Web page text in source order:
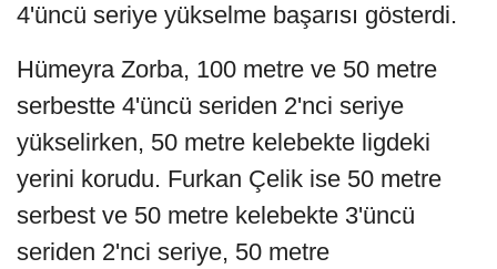
4'üncü seriye yükselme başarısı gösterdi.
Hümeyra Zorba, 100 metre ve 50 metre
serbestte 4'üncü seriden 2'nci seriye
yükselirken, 50 metre kelebekte ligdeki
yerini korudu. Furkan Çelik ise 50 metre
serbest ve 50 metre kelebekte 3'üncü
seriden 2'nci seriye, 50 metre